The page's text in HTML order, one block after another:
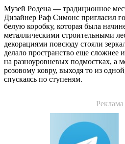
Музей Родена — традиционное
Дизайнер Раф Симонс пригласил
белую коробку, которая была
металлическими строительными
декорациями повсюду стояли
делало пространство еще сложнее
на разноуровневых подмостках, а
розовому ковру, выходя то из
спускаясь по ступеням.
Реклама